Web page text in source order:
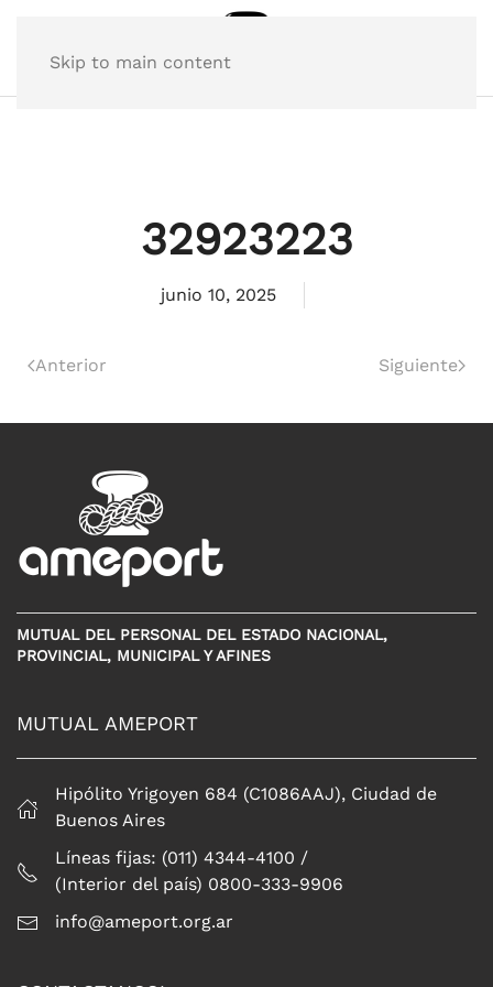
Skip to main content
32923223
junio 10, 2025
Anterior Siguiente
MUTUAL DEL PERSONAL DEL ESTADO NACIONAL,
PROVINCIAL, MUNICIPAL Y AFINES
MUTUAL AMEPORT
Hipólito Yrigoyen 684 (C1086AAJ), Ciudad de
Buenos Aires
Líneas fijas: (011) 4344-4100 /
(Interior del país) 0800-333-9906
info@ameport.org.ar